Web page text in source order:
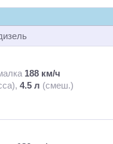
188 км/ч
4.5 л (смеш.)